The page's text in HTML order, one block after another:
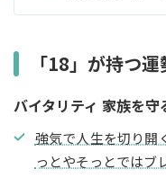
「18」が持つ運
バイタリティ 家族を守
強気で人生を切り開
っとやそっとではブ